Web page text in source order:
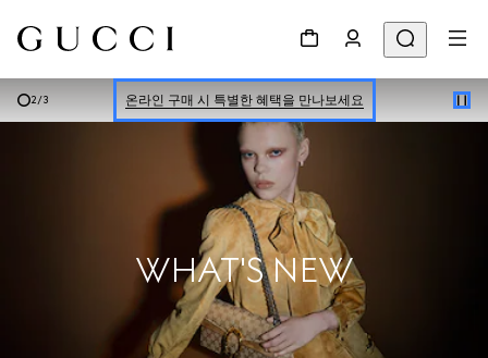
2/3 온라인 구매 시 특별한 혜택을 만나보세요
신세계 강남 팝업 스토어 예약하기 7/30-8/9
한정 기간 만나보는 장기 무이자 할부 서비스
WHAT'S NEW